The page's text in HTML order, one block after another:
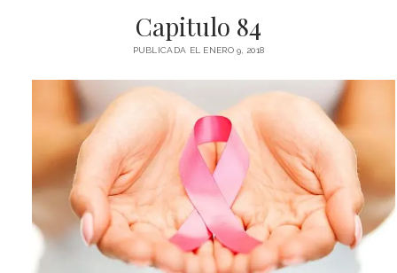
Capitulo 84
PUBLICADA EL ENERO 9, 2018